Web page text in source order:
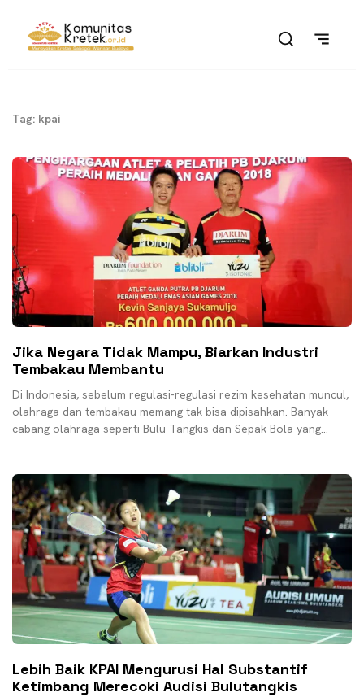
Tag: kpai
Jika Negara Tidak Mampu, Biarkan Industri
Tembakau Membantu
Di Indonesia, sebelum regulasi-regulasi rezim kesehatan muncul,
olahraga dan tembakau memang tak bisa dipisahkan. Banyak
cabang olahraga seperti Bulu Tangkis dan Sepak Bola yang
Lebih Baik KPAI Mengurusi Hal Substantif
Ketimbang Merecoki Audisi Bulutangkis